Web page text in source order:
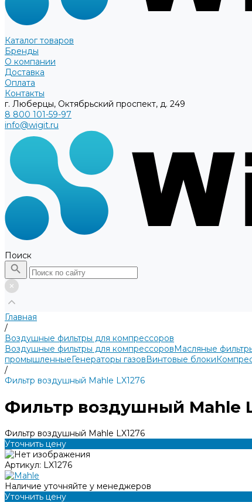
Каталог товаров
Бренды
О компании
Доставка
Оплата
Контакты
г. Люберцы, Октябрьский проспект, д. 249
8 800 101-59-97
info@wigit.ru
Поиск
Главная
/
Воздушные фильтры для компрессоров
Воздушные фильтры для компрессоровМасляные
промышленныеГенераторы газовВинтовые блоки
/
Фильтр воздушный Mahle LX1276
Фильтр воздушный Mahle
Фильтр воздушный Mahle LX1276
Уточнить цену
Артикул: LX1276
Наличие уточняйте у менеджеров
Уточнить цену